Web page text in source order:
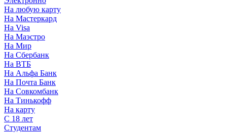
На любую карту
На Мастеркард
На Visa
На Маэстро
На Мир
На Сбербанк
На ВТБ
На Альфа Банк
На Почта Банк
На Совкомбанк
На Тинькофф
На карту
С 18 лет
Студентам